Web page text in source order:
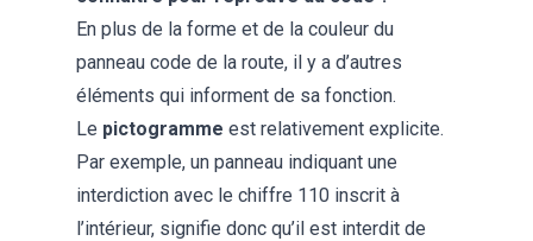
En plus de la forme et de la couleur du
panneau code de la route, il y a d’autres
éléments qui informent de sa fonction.
Le pictogramme est relativement explicite.
Par exemple, un panneau indiquant une
interdiction avec le chiffre 110 inscrit à
l’intérieur, signifie donc qu’il est interdit de